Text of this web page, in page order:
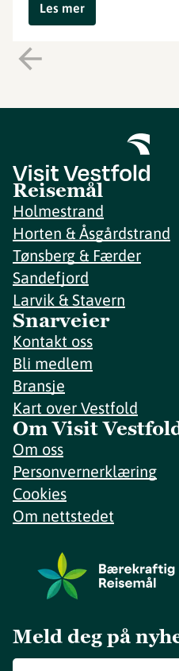
Les mer
Reisemål
Holmestrand
Horten & Åsgårdstrand
Tønsberg & Færder
Sandefjord
Larvik & Stavern
Snarveier
Kontakt oss
Bli medlem
Bransje
Kart over Vestfold
Om Visit
Om oss
Personvernerklæring
Cookies
Om nettstedet
Meld deg på